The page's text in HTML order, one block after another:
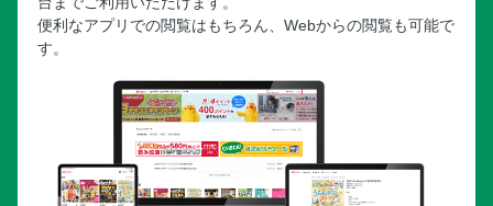
便利なアプリでの閲覧はもちろん、Webからの閲覧も可能で
す。